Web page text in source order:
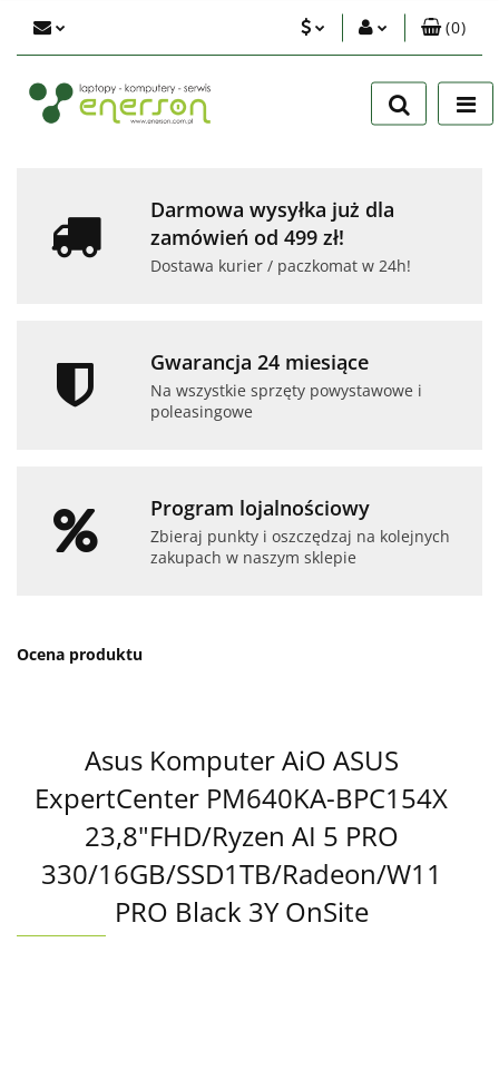
Zaloguj się
Zarejestruj się
(0)
Darmowa wysyłka już dla
zamówień od 499 zł!
Dostawa kurier / paczkomat w 24h!
Gwarancja 24 miesiące
Na wszystkie sprzęty powystawowe i
poleasingowe
Program lojalnościowy
Zbieraj punkty i oszczędzaj na kolejnych
zakupach w naszym sklepie
Ocena produktu
Asus Komputer AiO ASUS
ExpertCenter PM640KA-BPC154X
23,8"FHD/Ryzen AI 5 PRO
330/16GB/SSD1TB/Radeon/W11
PRO Black 3Y OnSite